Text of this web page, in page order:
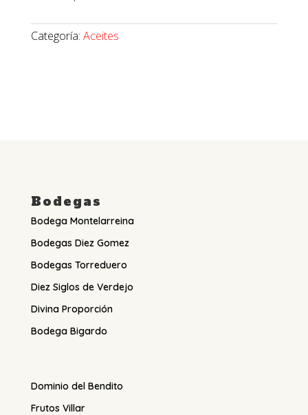
Categoría: Aceites
Bodegas
Bodega Montelarreina
Bodegas Diez Gomez
Bodegas Torreduero
Diez Siglos de Verdejo
Divina Proporción
Bodega Bigardo
Dominio del Bendito
Frutos Villar